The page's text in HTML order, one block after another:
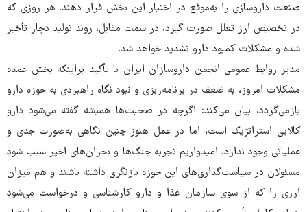
صنعت داروسازی را به‌موقع در اختیار این بخش قرار دهند. هر روزی که
در تخصیص ارز تعلل صورت گیرد، در سمت مقابل، روند تولید دچار تأخیر
شده و مشکلات کمبود دارو تشدید خواهد شد.
مدیر روابط عمومی انجمن داروسازان ایران با تأکید براینکه بخش عمده
مشکلات امروز، به ضعف در برنامه‌ریزی و نبود نگاه راهبردی به حوزه دارو
بازمی‌گردد، بیان می‌کند: اگرچه در صحبت‌ها همیشه گفته می‌شود دارو
کالایی استراتژیک است، اما در عمل هنوز چنین نگاهی به‌صورت جدی و
عملیاتی وجود ندارد. امیدواریم تجربه جنگ‌ها و بحران‌های اخیر سبب شود
مسئولان در سیاست‌گذاری‌های این حوزه بازنگری داشته باشند و هم میزان
ارزی را که از سوی سازمان غذا و دارو کارشناسی و درخواست می‌شود